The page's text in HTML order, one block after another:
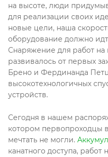
на высоте, люди
для реализации своих
новые цели, наша
оборудование должно
Снаряжение для работ
развивалось от первых
Брено и Фердинанда
высокотехнологичных
устройств.
Сегодня в нашем
котором первопроходцы
мечтать не могли.
канатного доступа, работ